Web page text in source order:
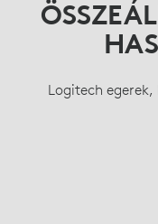
Logitech